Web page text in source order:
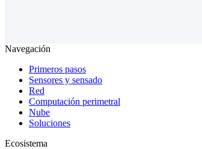
Navegación
Primeros pasos
Sensores y sensado
Red
Computación perimetral
Nube
Soluciones
Ecosistema